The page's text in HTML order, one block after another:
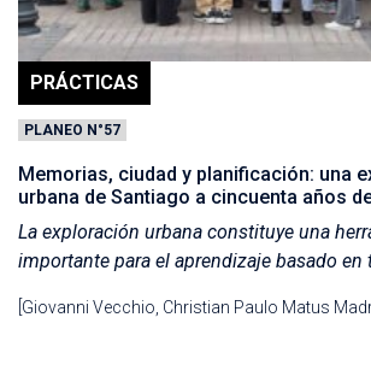
PRÁCTICAS
PLANEO N°57
Memorias, ciudad y planificación: una
urbana de Santiago a cincuenta años
La exploración urbana constituye una
importante para el aprendizaje basado en
[Giovanni Vecchio, Christian Paulo Matus